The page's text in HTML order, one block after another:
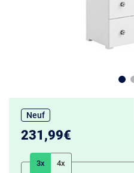
Neuf
231,99€
3x 4x